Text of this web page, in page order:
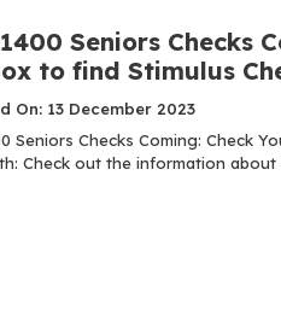
Seniors Checks
to find Stimulus
On: 13 December 2023
Seniors Checks Coming: Check
Check out the information about